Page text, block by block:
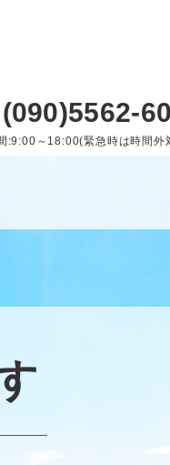
(090)5562-
:9:00～18:00(緊急時は時間外